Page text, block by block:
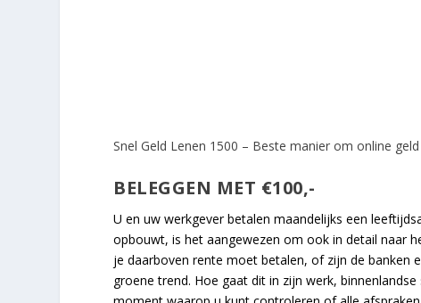
Snel Geld Lenen 1500 – Beste manier om online
BELEGGEN MET €100,-
U en uw werkgever betalen maandelijks een
opbouwt, is het aangewezen om ook in detail naar
je daarboven rente moet betalen, of zijn de banken
groene trend. Hoe gaat dit in zijn werk,